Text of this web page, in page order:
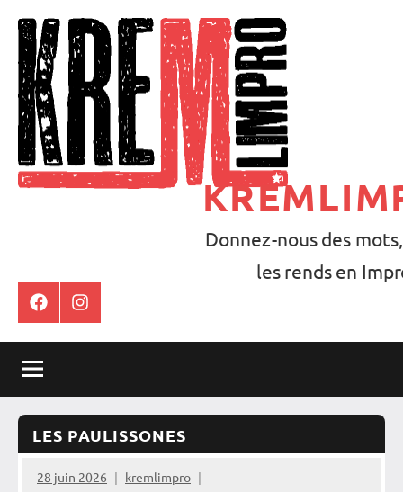
contenu
Donnez-nous des
les rends en
FacebookInstagram
LES PAULISSONES
28 juin 2026 kremlimpro